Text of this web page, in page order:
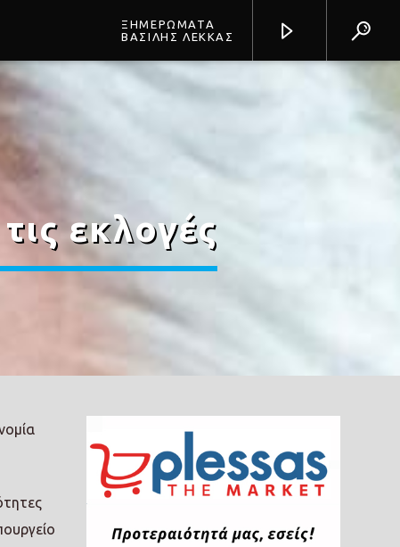
ΞΗΜΕΡΩΜΑΤΑ
ΒΑΣΙΛΗΣ ΛΕΚΚΑΣ
εκλογές